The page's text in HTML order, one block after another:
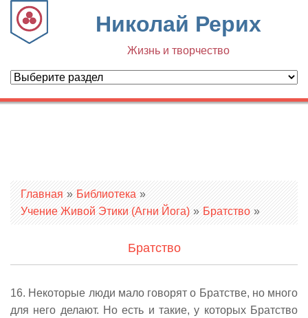
Николай Рерих
Жизнь и творчество
Вы здесь
Главная » Библиотека »
Учение Живой Этики (Агни Йога) » Братство »
Братство
16. Некоторые люди мало говорят о Братстве, но много
для него делают. Но есть и такие, у которых Братство